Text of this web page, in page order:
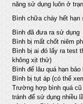
năng sử dụng luôn ở
Bình chữa cháy hết
Bình đã đưa ra sử dụng
Bình bị mất chốt niêm
Bình bị ai đó lấy ra test
không xịt thử)
Bình để lâu quá hạn bảo
Bình bị tụt áp (có thể
Trường hợp bình quá
tránh để sử dụng nhiều